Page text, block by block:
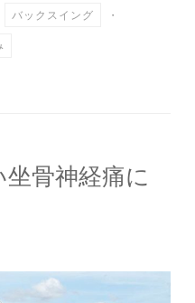
バックスイング ・
骨神経痛に